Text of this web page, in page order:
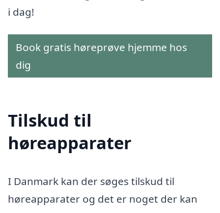
i dag!
Book gratis høreprøve hjemme hos
dig
Tilskud til
høreapparater
I Danmark kan der søges tilskud til
høreapparater og det er noget der kan